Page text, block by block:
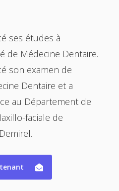
pré-opératoire ou
des couronnes,
et une condition
peut conduire aux
pré-opératoire
ses études à
de Médecine Dentaire.
son examen de
Dentaire et a
au Département de
faciale de